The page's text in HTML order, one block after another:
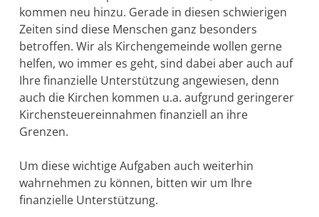
kommen neu hinzu. Gerade in diesen schwierigen
Zeiten sind diese Menschen ganz besonders
betroffen. Wir als Kirchengemeinde wollen gerne
helfen, wo immer es geht, sind dabei aber auch auf
Ihre finanzielle Unterstützung angewiesen, denn
auch die Kirchen kommen u.a. aufgrund geringerer
Kirchensteuereinnahmen finanziell an ihre
Grenzen.
Um diese wichtige Aufgaben auch weiterhin
wahrnehmen zu können, bitten wir um Ihre
finanzielle Unterstützung.